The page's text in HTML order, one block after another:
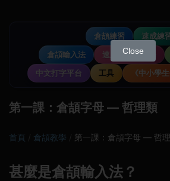
倉頡練習
速成練
倉頡輸入法
速成輸入法教學
中文打字平台
工具 《中小學
第一課：倉頡字母 — 哲理類
首頁 倉頡教學 第一課：倉頡字母 — 哲
甚麼是倉頡輸入法？
Close